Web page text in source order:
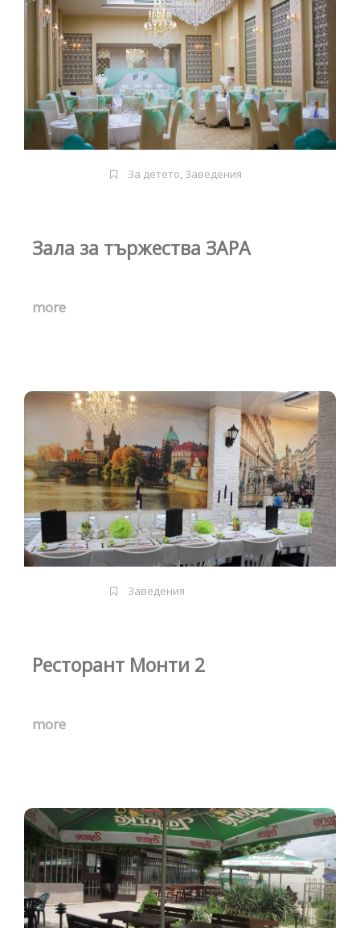
За детето, Заведения
Зала за тържества ЗАРА
more
Заведения
Ресторант Монти 2
more